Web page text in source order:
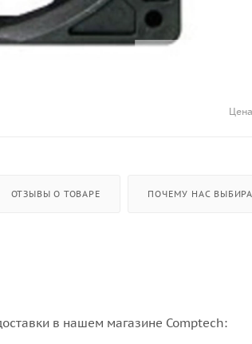
ОТЗЫВЫ О ТОВАРЕ ПОЧЕМУ НАС
в нашем магазине Comptech: